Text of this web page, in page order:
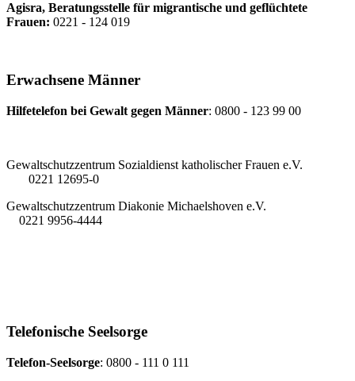
Agisra, Beratungsstelle für migrantische und geflüchtete
Frauen: 0221 - 124 019
Erwachsene Männer
Hilfetelefon bei Gewalt gegen Männer: 0800 - 123 99 00
Gewaltschutzzentrum Sozialdienst katholischer Frauen e.V.
0221 12695-0
Gewaltschutzzentrum Diakonie Michaelshoven e.V.
0221 9956-4444
Telefonische Seelsorge
Telefon-Seelsorge: 0800 - 111 0 111